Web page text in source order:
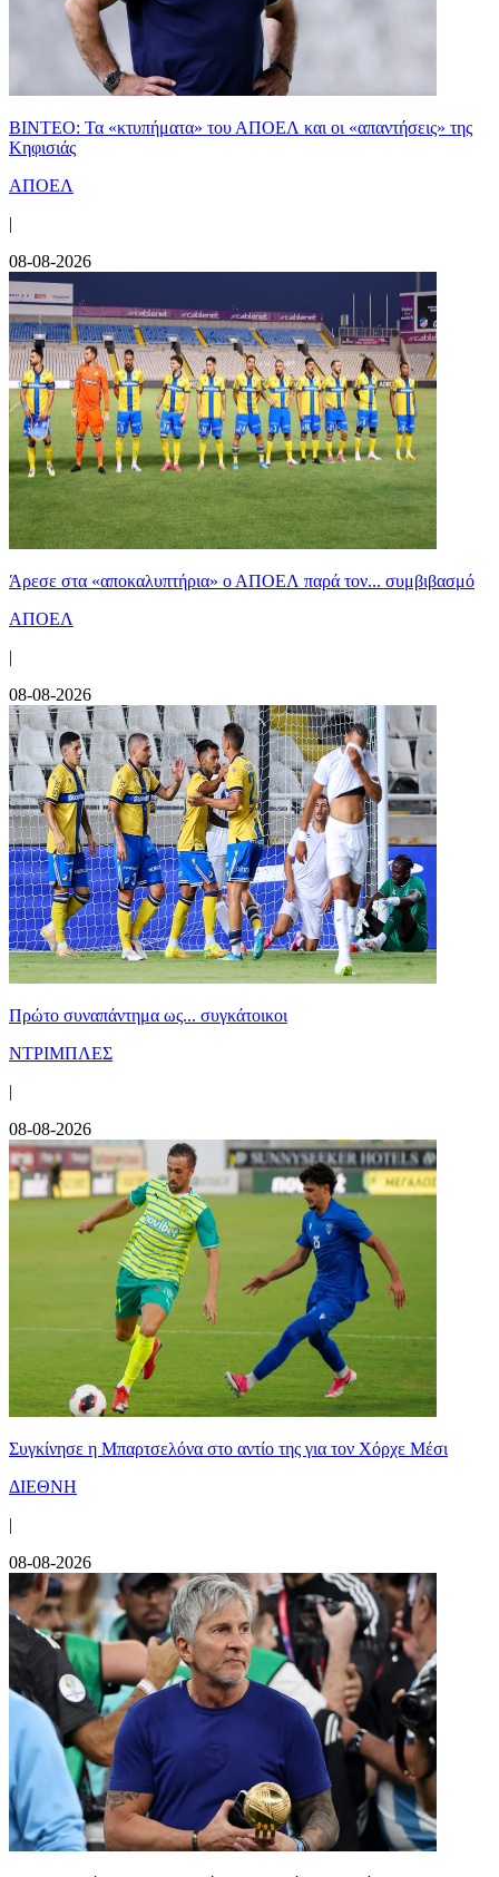
ΒΙΝΤΕΟ: Τα «κτυπήματα» του ΑΠΟΕΛ και οι «απαντήσεις» της
Κηφισιάς
ΑΠΟΕΛ
|
08-08-2026
Άρεσε στα «αποκαλυπτήρια» ο ΑΠΟΕΛ παρά τον... συμβιβασμό
ΑΠΟΕΛ
|
08-08-2026
Πρώτο συναπάντημα ως... συγκάτοικοι
ΝΤΡΙΜΠΛΕΣ
|
08-08-2026
Συγκίνησε η Μπαρτσελόνα στο αντίο της για τον Χόρχε Μέσι
ΔΙΕΘΝΗ
|
08-08-2026